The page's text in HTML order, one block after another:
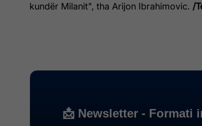
kundër Milanit", tha Arijon Ibrahimovic. /